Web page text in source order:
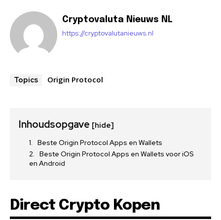
Cryptovaluta Nieuws NL
https://cryptovalutanieuws.nl
Topics Origin Protocol
Inhoudsopgave [hide]
Beste Origin Protocol Apps en Wallets
Beste Origin Protocol Apps en Wallets voor iOS
en Android
Direct Crypto Kopen